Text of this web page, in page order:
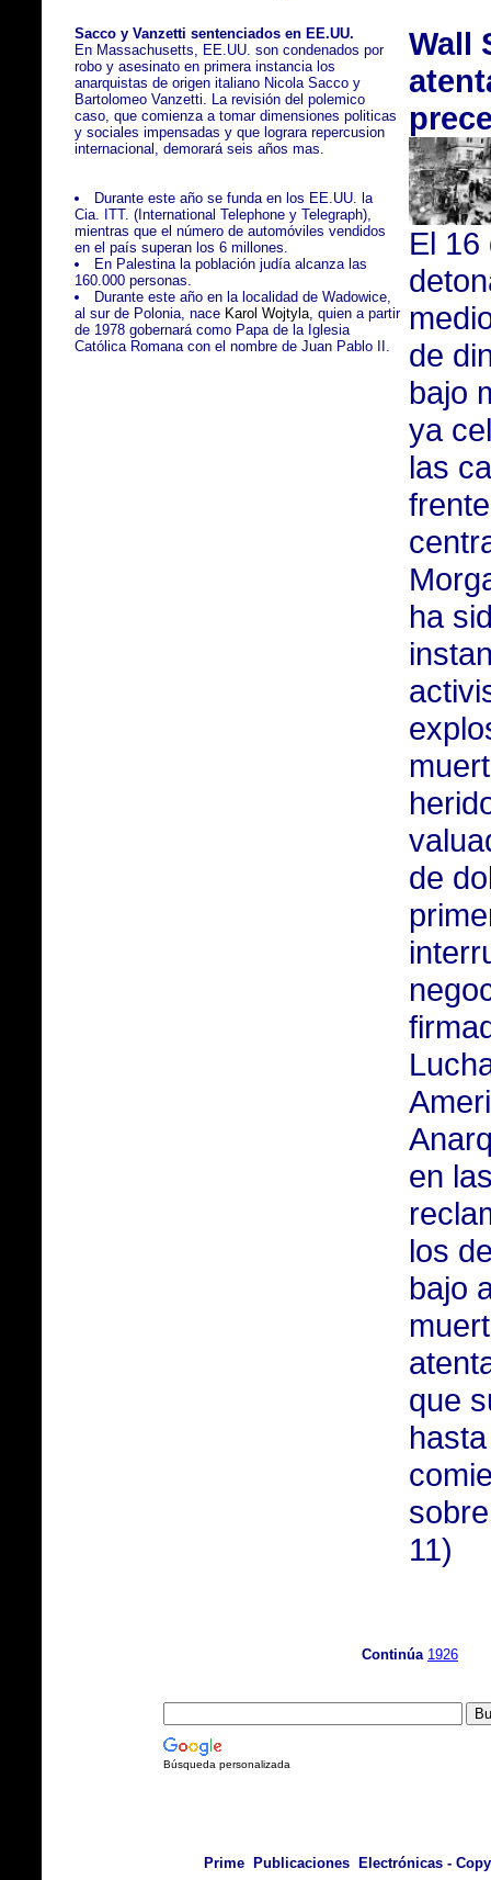
Sacco y Vanzetti sentenciados en EE.UU.
En Massachusetts, EE.UU. son condenados por
robo y asesinato en primera instancia los
anarquistas de origen italiano Nicola Sacco y
Bartolomeo Vanzetti. La revisión del polemico
caso, que comienza a tomar dimensiones politicas
y sociales impensadas y que lograra repercusion
internacional, demorará seis años mas.
Durante este año se funda en los EE.UU. la
Cia. ITT. (International Telephone y Telegraph),
mientras que el número de automóviles vendidos
en el país superan los 6 millones.
En Palestina la población judía alcanza las
160.000 personas.
Durante este año en la localidad de Wadowice,
al sur de Polonia, nace Karol Wojtyla, quien a partir
de 1978 gobernará como Papa de la Iglesia
Católica Romana con el nombre de Juan Pablo II.
Wall
El 16
de
bajo
ya
las
ha
de
en
los
bajo
que
11)
Continúa 1926
Búsqueda personalizada
Prime Publicaciones Electrónicas -